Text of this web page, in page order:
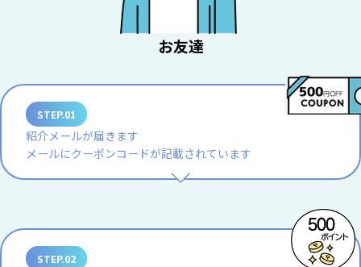
お友達
STEP.01
紹介メールが届きます
メールにクーポンコードが記載されています
STEP.02